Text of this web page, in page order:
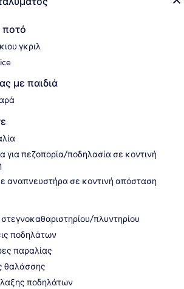
ποτό
γκριλ
με παιδιά
για πεζοπορία/ποδηλασία σε κοντινή
αναπνευστήρα σε κοντινή απόσταση
πλυντηρίου
ποδηλάτων
παραλίας
θαλάσσης
ποδηλάτων